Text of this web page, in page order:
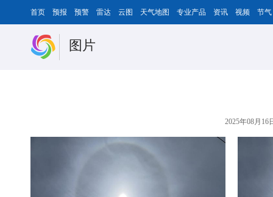
首页 预报 预警 雷达 云图 天气地图 专业产品 资讯 视频 节气
图片
2025年08月16